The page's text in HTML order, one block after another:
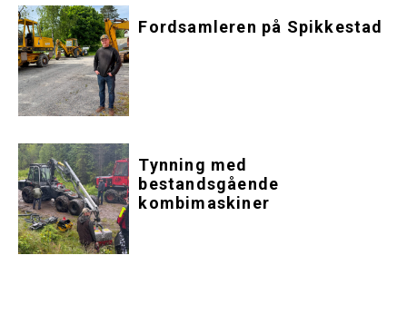
Fordsamleren på Spikkestad
Tynning med
bestandsgående
kombimaskiner